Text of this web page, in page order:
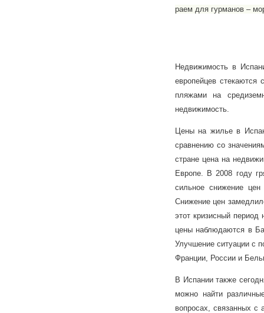
раем для гурманов –
Недвижимость в
европейцев
пляжами на
недвижимость.
Цены на жилье в
сравнению со
стране цена на
Европе. В 2008 году
сильное снижение
Снижение цен
этот кризисный
цены наблюдаются в
Улучшение ситуации с
Франции, России и
В Испании также
можно найти
вопросах, связанных с